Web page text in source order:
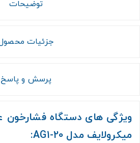
توضیحات
جزئیات
پرسش و پاسخ
ویژگی های دستگاه فشارخون
میکرولایف مدل AG1-20: